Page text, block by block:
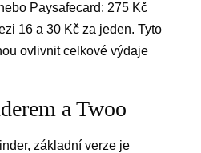
Paysafecard: 275 Kč
16 a 30 Kč za jeden. Tyto
ovlivnit celkové výdaje
a Twoo
základní verze je